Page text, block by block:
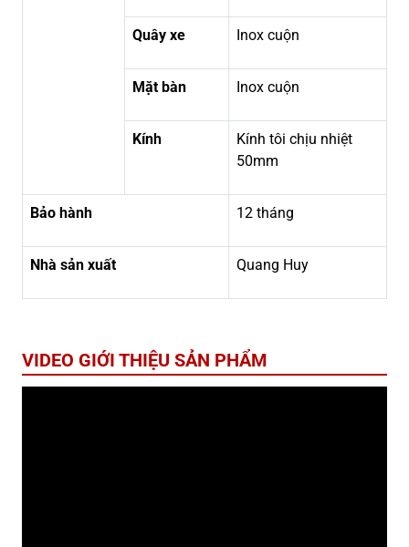
Quây xe Inox cuộn
Mặt bàn Inox cuộn
Kính
Kính tôi chịu nhiệt
50mm
Bảo hành 12 tháng
Nhà sản xuất Quang Huy
VIDEO GIỚI THIỆU SẢN PHẨM